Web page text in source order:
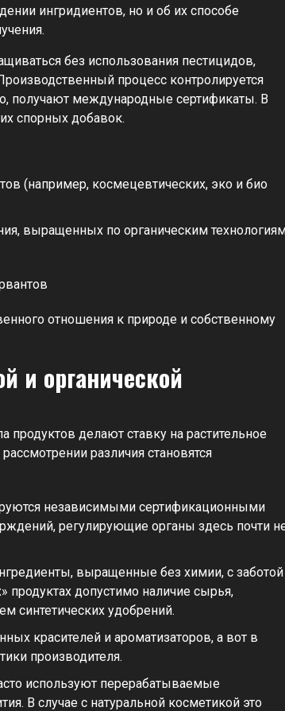
ингридиентов, но и об их способе
без использования пестицидов,
процесс контролируется
получают международные сертификаты. В
спорных добавок.
(например, космецевтических, эко и био
выращенных по органическим
отношения к природе и собственному
и органической
продуктов делают ставку на растительное
различия становятся
независимыми сертификационными
регулирующие органы здесь почти
выращенные без химии, с заботой
продуктах допустимо наличие сырья,
синтетических удобрений.
красителей и ароматизаторов, а вот в
производителя.
используют перерабатываемые
В случае с натуральной косметикой это